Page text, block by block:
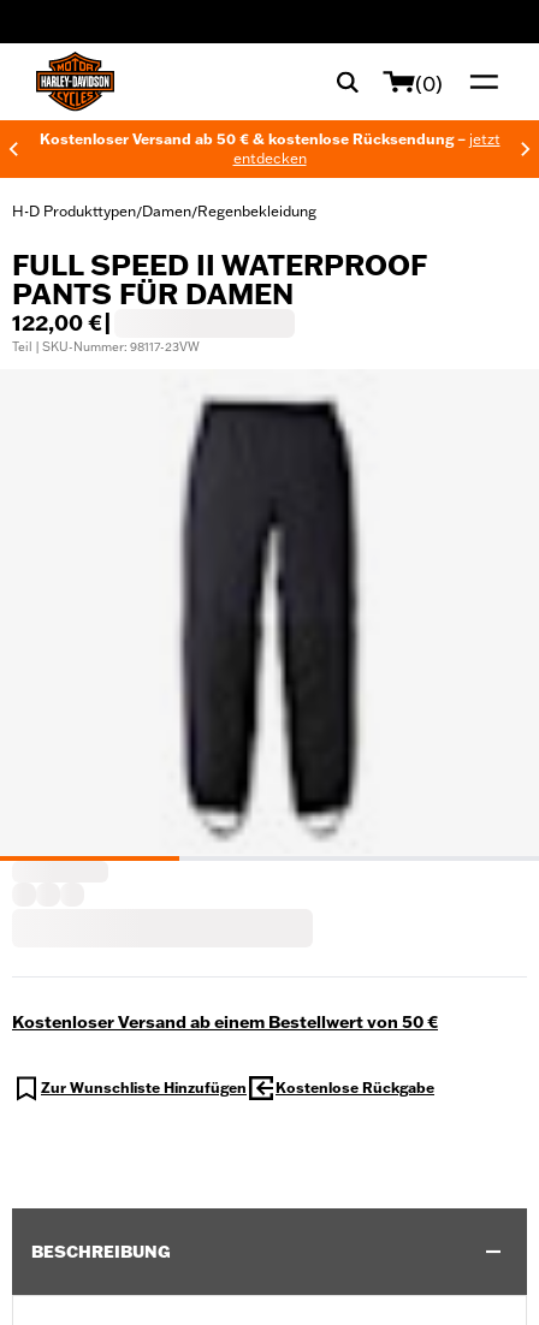
(0)
Kostenloser Versand ab 50 € & kostenlose Rücksendung – jetzt
entdecken
H-D Produkttypen/Damen/Regenbekleidung
FULL SPEED II WATERPROOF
PANTS FÜR DAMEN
122,00 €
Teil | SKU-Nummer: 98117-23VW
Kostenloser Versand ab einem Bestellwert von 50 €
Zur Wunschliste Hinzufügen Kostenlose Rückgabe
BESCHREIBUNG